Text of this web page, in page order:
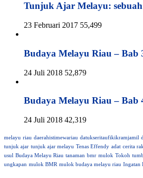
Tunjuk Ajar Melayu:
23 Februari 2017 55,499
Budaya Melayu Riau – Bab
24 Juli 2018 52,879
Budaya Melayu Riau – Bab
24 Juli 2018 42,319
melayu riau daerahistimewariau datukseritaufikikramjamil
tunjuk ajar tunjuk ajar melayu Tenas Effendy adat cerita
usul Budaya Melayu Riau tanaman bmr mulok Tokoh
ungkapan mulok BMR mulok budaya melayu riau Ingatan